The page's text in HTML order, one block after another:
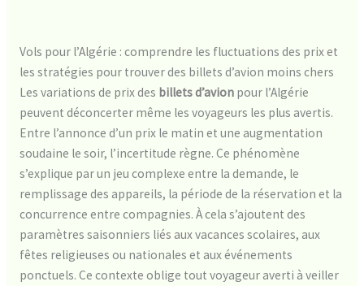
Vols pour l’Algérie : comprendre les fluctuations des prix et
les stratégies pour trouver des billets d’avion moins chers
Les variations de prix des billets d’avionpour l’Algérie
peuvent déconcerter même les voyageurs les plus avertis.
Entre l’annonce d’un prix le matin et une augmentation
soudaine le soir, l’incertitude règne. Ce phénomène
s’explique par un jeu complexe entre la demande, le
remplissage des appareils, la période de la réservation et la
concurrence entre compagnies. À cela s’ajoutent des
paramètres saisonniers liés aux vacances scolaires, aux
fêtes religieuses ou nationales et aux événements
ponctuels. Ce contexte oblige tout voyageur averti à veiller